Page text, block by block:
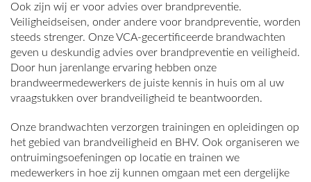
Ook zijn wij er voor advies over brandpreventie.
Veiligheidseisen, onder andere voor brandpreventie, worden
steeds strenger. Onze VCA-gecertificeerde brandwachten
geven u deskundig advies over brandpreventie en veiligheid.
Door hun jarenlange ervaring hebben onze
brandweermedewerkers de juiste kennis in huis om al uw
vraagstukken over brandveiligheid te beantwoorden.
Onze brandwachten verzorgen trainingen en opleidingen op
het gebied van brandveiligheid en BHV. Ook organiseren we
ontruimingsoefeningen op locatie en trainen we
medewerkers in hoe zij kunnen omgaan met een dergelijke